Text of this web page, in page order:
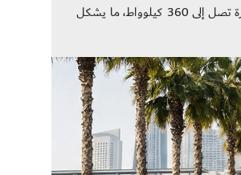
أُطلق المشروع في معرض ومؤتمر المياه والطاقة والبيئة (ويتكس) 2025، ويشمل شواحن من الجيل التالي بقدرة تصل إلى 360 كيلوواط، ما يشكل